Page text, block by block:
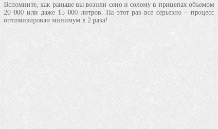
Вспомните, как раньше вы возили сено и солому в прицепах объемом
20 000 или даже 15 000 литров. На этот раз все серьезно – процесс
оптимизирован минимум в 2 раза!